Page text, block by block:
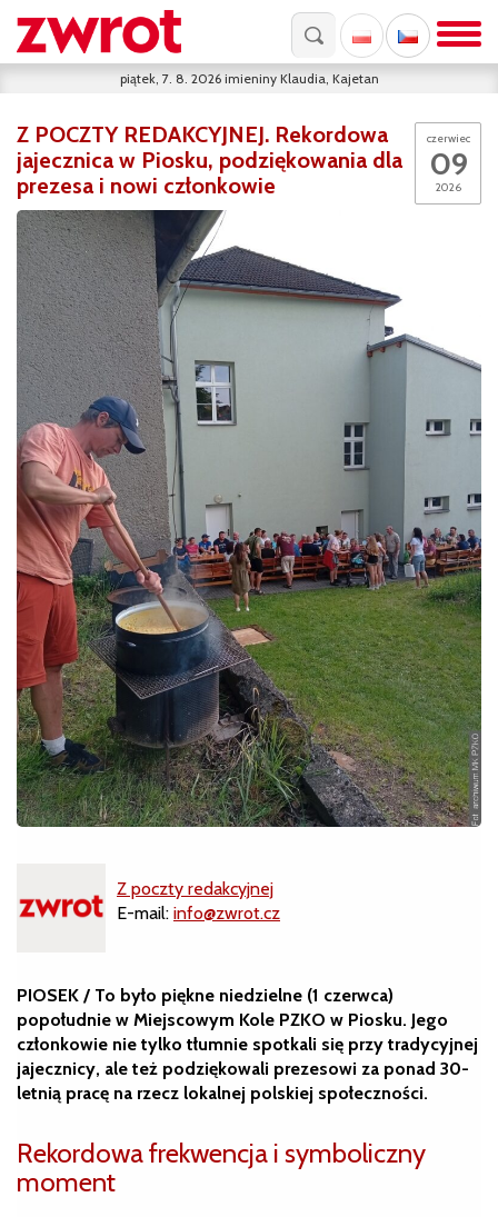
piątek, 7. 8. 2026 imieniny Klaudia, Kajetan
czerwiec
09
2026
Z POCZTY REDAKCYJNEJ. Rekordowa
jajecznica w Piosku, podziękowania dla
prezesa i nowi członkowie
Z poczty redakcyjnej
E-mail: info@zwrot.cz
PIOSEK / To było piękne niedzielne (1 czerwca)
popołudnie w Miejscowym Kole PZKO w Piosku. Jego
członkowie nie tylko tłumnie spotkali się przy tradycyjnej
jajecznicy, ale też podziękowali prezesowi za ponad 30-
letnią pracę na rzecz lokalnej polskiej społeczności.
Rekordowa frekwencja i symboliczny
moment